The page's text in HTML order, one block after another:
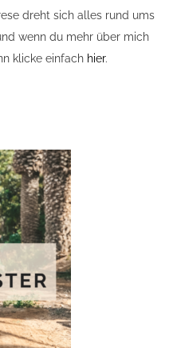
dreht sich alles rund ums
wenn du mehr über mich
klicke einfach hier.